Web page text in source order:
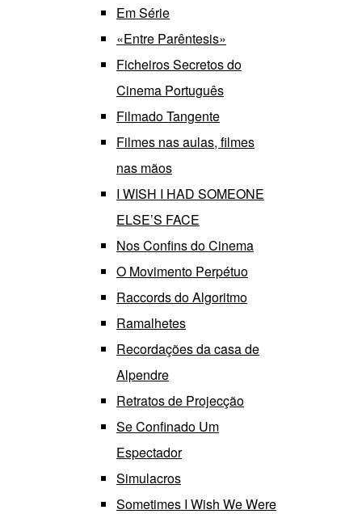
Em Série
«Entre Parêntesis»
Ficheiros Secretos do
Cinema Português
Filmado Tangente
Filmes nas aulas, filmes
nas mãos
I WISH I HAD SOMEONE
ELSE’S FACE
Nos Confins do Cinema
O Movimento Perpétuo
Raccords do Algoritmo
Ramalhetes
Recordações da casa de
Alpendre
Retratos de Projecção
Se Confinado Um
Espectador
Simulacros
Sometimes I Wish We Were